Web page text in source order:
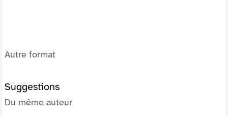
Autre format
Suggestions
Du même auteur